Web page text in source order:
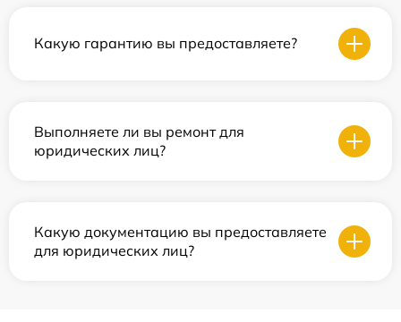
Какую гарантию вы предоставляете?
Выполняете ли вы ремонт для
юридических лиц?
Какую документацию вы предоставляете
для юридических лиц?